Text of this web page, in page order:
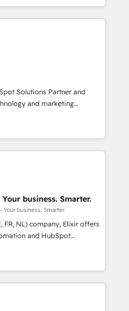
EMR and Custom
builds delivered in weeks, not
agents; process optimization
secure data
Services: compliant
reporting ⚖️ Legal: client
workflows 🛒 E-
Real Estate: deal pipelines;
management 🏭
compliant; GDPR-ready
💡 Why 500+
Solutions Partner and
and marketing
is on enterprise and mid-
globally that want a strategic
their goals through creative
Technical HubSpot
Mole Street’s
through creating
from a well-defined
and reported on with clear
driven by core values; Joy, Grit,
for the
company and its clientele, and
Elixir Solutions - Your business. Smarter.
Your business. Smarter.
FR, NL) company, Elixir offers
and HubSpot
services to mid-market
sales,
department operates in the
at the same time
Elixir is located in